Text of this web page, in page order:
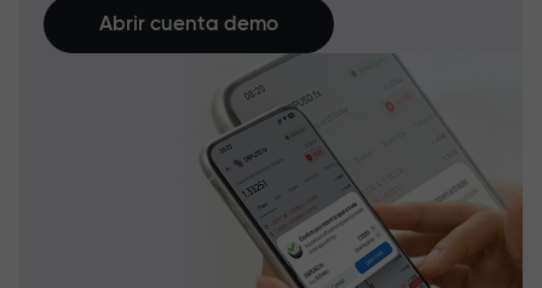
Abrir cuenta demo